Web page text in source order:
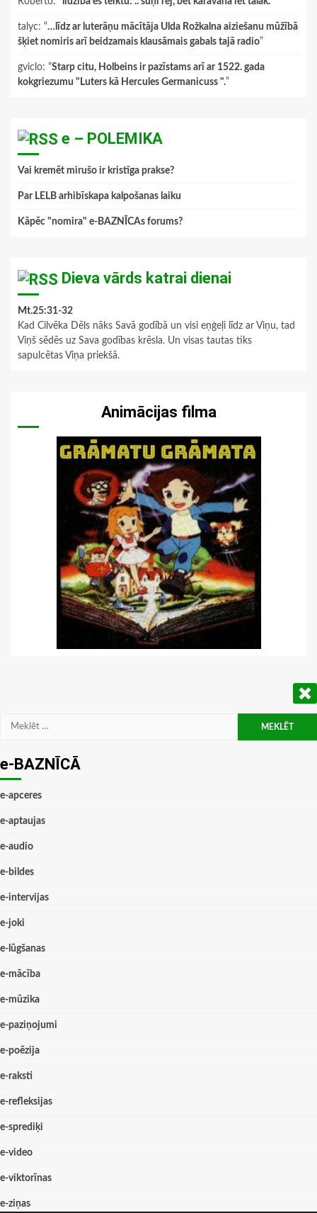
talyc: “…līdz ar luterāņu mācītāja Ulda Rožkalna aiziešanu mūžībā
šķiet nomiris arī beidzamais klausāmais gabals tajā radio”
gviclo: “Starp citu, Holbeins ir pazīstams arī ar 1522. gada
kokgriezumu "Luters kā Hercules Germanicuss ".”
e – POLEMIKA
Vai kremēt mirušo ir kristīga prakse?
Par LELB arhibīskapa kalpošanas laiku
Kāpēc "nomira" e-BAZNĪCAs forums?
Dieva vārds katrai dienai
Mt.25:31-32
Kad Cilvēka Dēls nāks Savā godībā un visi eņģeļi līdz ar Viņu, tad
Viņš sēdēs uz Sava godības krēsla. Un visas tautas tiks
sapulcētas Viņa priekšā.
Animācijas filma
Meklēt:
e-BAZNĪCĀ
e-apceres
e-aptaujas
e-audio
e-bildes
e-intervijas
e-joki
e-lūgšanas
e-mācība
e-mūzika
e-paziņojumi
e-poēzija
e-raksti
e-refleksijas
e-sprediķi
e-video
e-viktorīnas
e-ziņas